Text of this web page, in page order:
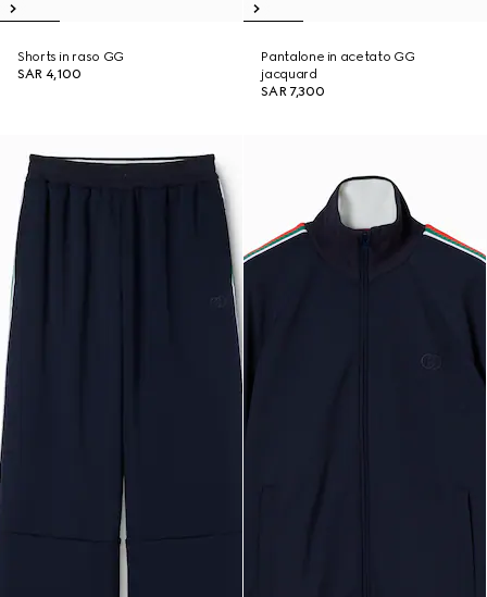
Shorts in raso GG
SAR 4,100
Pantalone in acetato GG
jacquard
SAR 7,300